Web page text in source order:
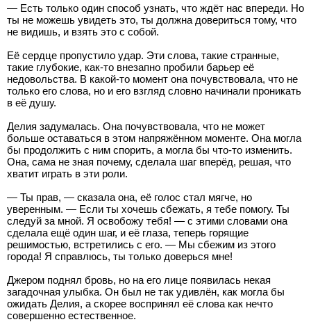
— Есть только один способ узнать, что ждёт нас впереди. Но
ты не можешь увидеть это, ты должна довериться тому, что
не видишь, и взять это с собой.
Её сердце пропустило удар. Эти слова, такие странные,
такие глубокие, как-то внезапно пробили барьер её
недовольства. В какой-то момент она почувствовала, что не
только его слова, но и его взгляд словно начинали проникать
в её душу.
Делия задумалась. Она почувствовала, что не может
больше оставаться в этом напряжённом моменте. Она могла
бы продолжить с ним спорить, а могла бы что-то изменить.
Она, сама не зная почему, сделала шаг вперёд, решая, что
хватит играть в эти роли.
— Ты прав, — сказала она, её голос стал мягче, но
уверенным. — Если ты хочешь сбежать, я тебе помогу. Ты
следуй за мной. Я освобожу тебя! — с этими словами она
сделала ещё один шаг, и её глаза, теперь горящие
решимостью, встретились с его. — Мы сбежим из этого
города! Я справлюсь, ты только доверься мне!
Джером поднял бровь, но на его лице появилась некая
загадочная улыбка. Он был не так удивлён, как могла бы
ожидать Делия, а скорее воспринял её слова как нечто
совершенно естественное.